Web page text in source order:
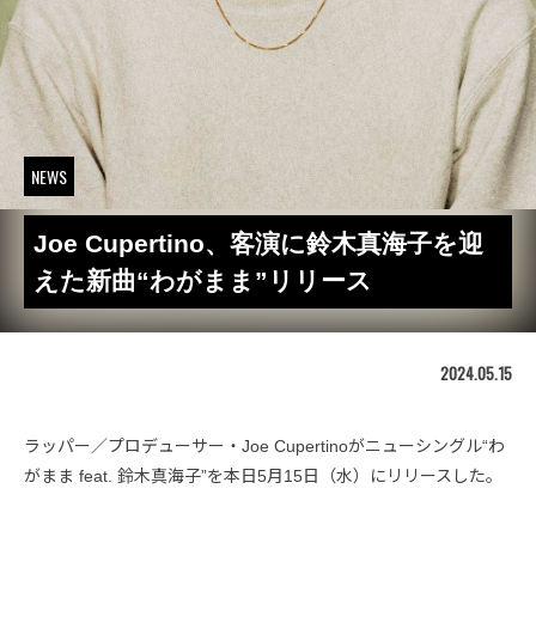
NEWS
Joe Cupertino、客演に鈴木真海子を迎
えた新曲“わがまま”リリース
2024.05.15
ラッパー／プロデューサー・Joe Cupertinoがニューシングル“わ
がまま feat. 鈴木真海子”を本日5月15日（水）にリリースした。